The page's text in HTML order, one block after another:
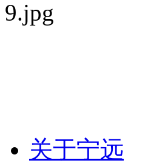
关于宁远